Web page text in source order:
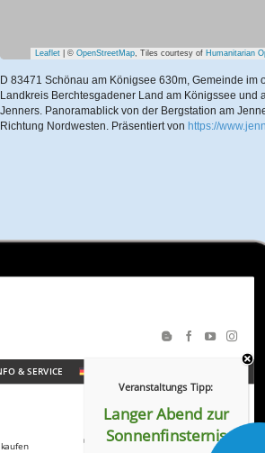
Leaflet| © OpenStreetMap, Tiles courtesy of Humanitarian
D 83471 Schönau am Königsee 630m, Gemeinde im
Landkreis Berchtesgadener Land am Königssee und
Jenners. Panoramablick von der Bergstation am
Richtung Nordwesten. Präsentiert von https://